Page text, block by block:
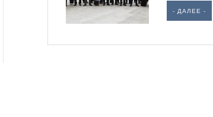
- ДАЛЕЕ -